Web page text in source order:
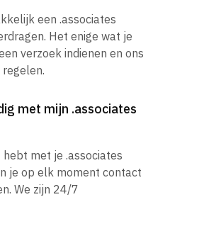
een .associates
Het enige wat je
verzoek indienen en ons
met mijn .associates
met je .associates
je op elk moment contact
We zijn 24/7